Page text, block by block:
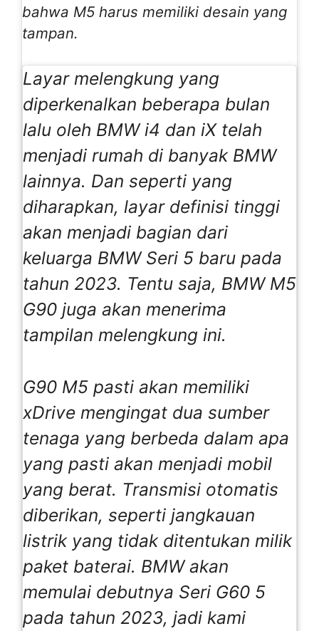
bahwa M5 harus memiliki desain yang
tampan.
Layar melengkung yang
diperkenalkan beberapa bulan
lalu oleh BMW i4 dan iX telah
menjadi rumah di banyak BMW
lainnya. Dan seperti yang
diharapkan, layar definisi tinggi
akan menjadi bagian dari
keluarga BMW Seri 5 baru pada
tahun 2023. Tentu saja, BMW M5
G90 juga akan menerima
tampilan melengkung ini.
G90 M5 pasti akan memiliki
xDrive mengingat dua sumber
tenaga yang berbeda dalam apa
yang pasti akan menjadi mobil
yang berat. Transmisi otomatis
diberikan, seperti jangkauan
listrik yang tidak ditentukan milik
paket baterai. BMW akan
memulai debutnya Seri G60 5
pada tahun 2023, jadi kami